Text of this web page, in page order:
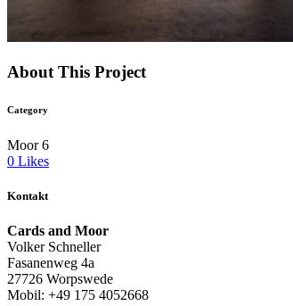
About This Project
Category
Moor 6
0 Likes
Kontakt
Cards and Moor
Volker Schneller
Fasanenweg 4a
27726 Worpswede
Mobil: +49 175 4052668